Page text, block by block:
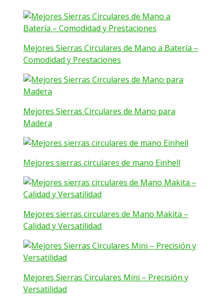
Mejores Sierras Circulares de Mano a Batería –
Comodidad y Prestaciones
Mejores Sierras Circulares de Mano para
Madera
Mejores sierras circulares de mano Einhell
Mejores sierras circulares de Mano Makita –
Calidad y Versatilidad
Mejores Sierras Circulares Mini – Precisión y
Versatilidad